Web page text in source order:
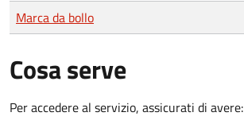
Marca da bollo
Cosa serve
Per accedere al servizio, assicurati di avere: